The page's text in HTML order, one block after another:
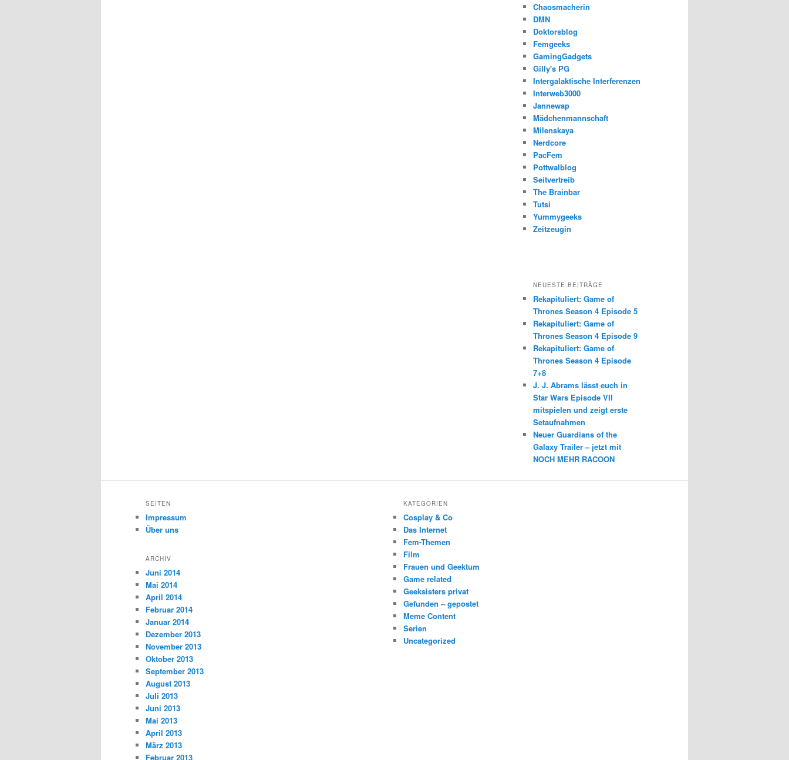
Chaosmacherin
DMN
Doktorsblog
Femgeeks
GamingGadgets
Gilly's PG
Intergalaktische Interferenzen
Interweb3000
Jannewap
Mädchenmannschaft
Milenskaya
Nerdcore
PacFem
Pottwalblog
Seitvertreib
The Brainbar
Tutsi
Yummygeeks
Zeitzeugin
NEUESTE BEITRÄGE
Rekapituliert: Game of
Thrones Season 4 Episode 5
Rekapituliert: Game of
Thrones Season 4 Episode 9
Rekapituliert: Game of
Thrones Season 4 Episode
7+8
J. J. Abrams lässt euch in
Star Wars Episode VII
mitspielen und zeigt erste
Setaufnahmen
Neuer Guardians of the
Galaxy Trailer – jetzt mit
NOCH MEHR RACOON
SEITEN
Impressum
Über uns
ARCHIV
Juni 2014
Mai 2014
April 2014
Februar 2014
Januar 2014
Dezember 2013
November 2013
Oktober 2013
September 2013
August 2013
Juli 2013
Juni 2013
Mai 2013
April 2013
März 2013
Februar 2013
KATEGORIEN
Cosplay & Co
Das Internet
Fem-Themen
Film
Frauen und Geektum
Game related
Geeksisters privat
Gefunden – gepostet
Meme Content
Serien
Uncategorized